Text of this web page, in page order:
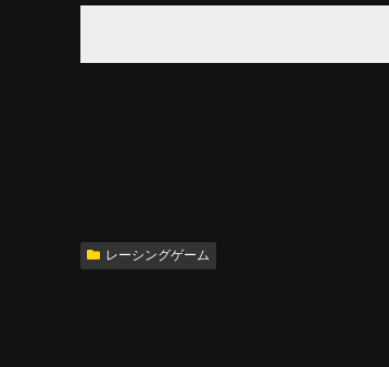
レーシングゲーム